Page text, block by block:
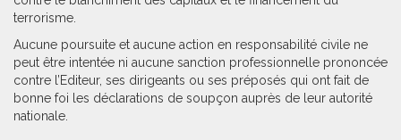
terrorisme.
Aucune poursuite et aucune action en responsabilité civile ne
peut être intentée ni aucune sanction professionnelle prononcée
contre l’Editeur, ses dirigeants ou ses préposés qui ont fait de
bonne foi les déclarations de soupçon auprès de leur autorité
nationale.